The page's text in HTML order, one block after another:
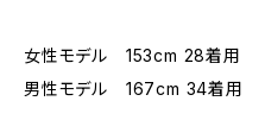
女性モデル 153cm 28着用
男性モデル 167cm 34着用